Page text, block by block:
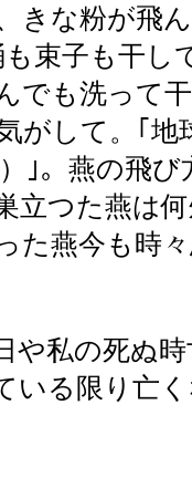
きな粉が飛
束子も干し
でも洗って
がして。｢地
｣。燕の飛
立つた燕は
た燕今も時
や私の死ぬ
いる限り亡